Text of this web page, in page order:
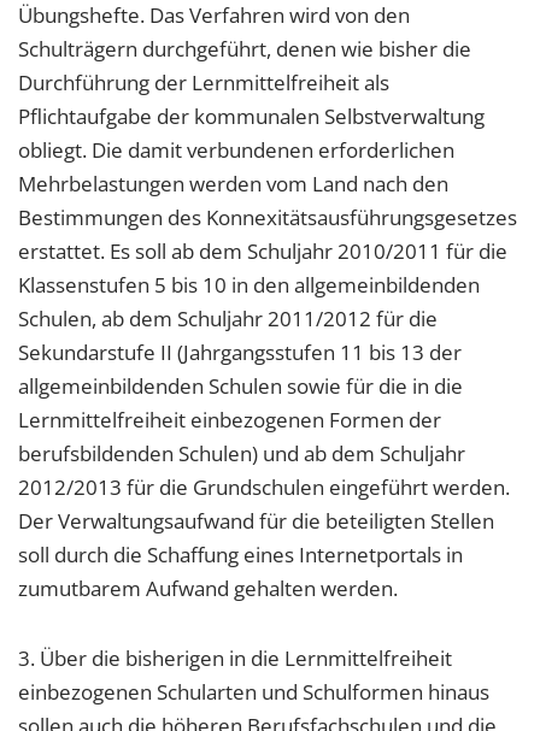
Übungshefte. Das Verfahren wird von den
Schulträgern durchgeführt, denen wie bisher die
Durchführung der Lernmittelfreiheit als
Pflichtaufgabe der kommunalen Selbstverwaltung
obliegt. Die damit verbundenen erforderlichen
Mehrbelastungen werden vom Land nach den
Bestimmungen des Konnexitätsausführungsgesetzes
erstattet. Es soll ab dem Schuljahr 2010/2011 für die
Klassenstufen 5 bis 10 in den allgemeinbildenden
Schulen, ab dem Schuljahr 2011/2012 für die
Sekundarstufe II (Jahrgangsstufen 11 bis 13 der
allgemeinbildenden Schulen sowie für die in die
Lernmittelfreiheit einbezogenen Formen der
berufsbildenden Schulen) und ab dem Schuljahr
2012/2013 für die Grundschulen eingeführt werden.
Der Verwaltungsaufwand für die beteiligten Stellen
soll durch die Schaffung eines Internetportals in
zumutbarem Aufwand gehalten werden.
3. Über die bisherigen in die Lernmittelfreiheit
einbezogenen Schularten und Schulformen hinaus